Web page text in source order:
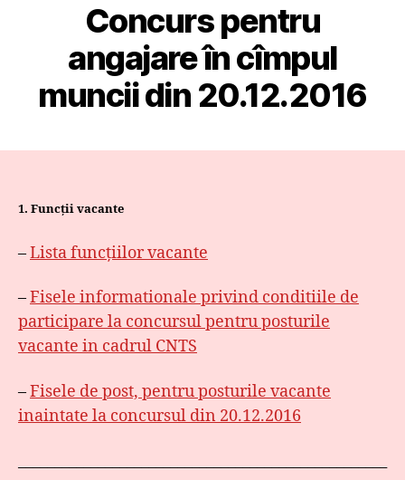
Concurs pentru
angajare în cîmpul
muncii din 20.12.2016
1. Funcții vacante
–Lista funcțiilor vacante
–Fisele informationale privind conditiile de
participare la concursul pentru posturile
vacante in cadrul CNTS
–Fisele de post, pentru posturile vacante
inaintate la concursul din 20.12.2016